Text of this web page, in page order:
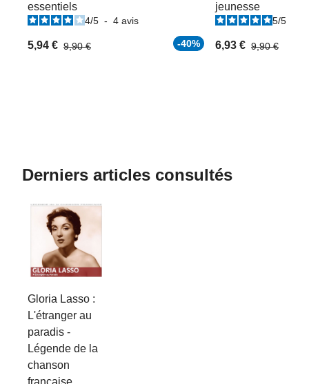
essentiels
4/5 - 4 avis
5,94 € 9,90 € -40%
jeunesse
5/5
6,93 € 9,90 €
Derniers articles consultés
Gloria Lasso :
L'étranger au
paradis -
Légende de la
chanson